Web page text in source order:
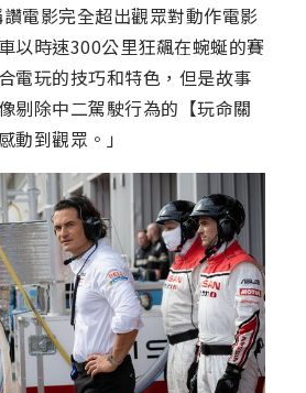
電影完全超出觀眾對動作電影
以時速300公里狂飆在蜿蜒的賽
電玩的技巧和特色，但是故事
剔除中二駕駛行為的【玩命關
動到觀眾。」